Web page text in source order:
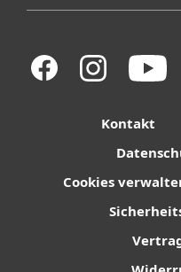
Kontakt
Cookies